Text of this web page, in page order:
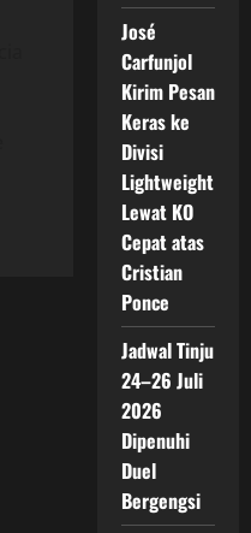
José
Carfunjol
Kirim Pesan
Keras ke
Divisi
Lightweight
Lewat KO
Cepat atas
Cristian
Ponce
Jadwal Tinju
24–26 Juli
2026
Dipenuhi
Duel
Bergengsi